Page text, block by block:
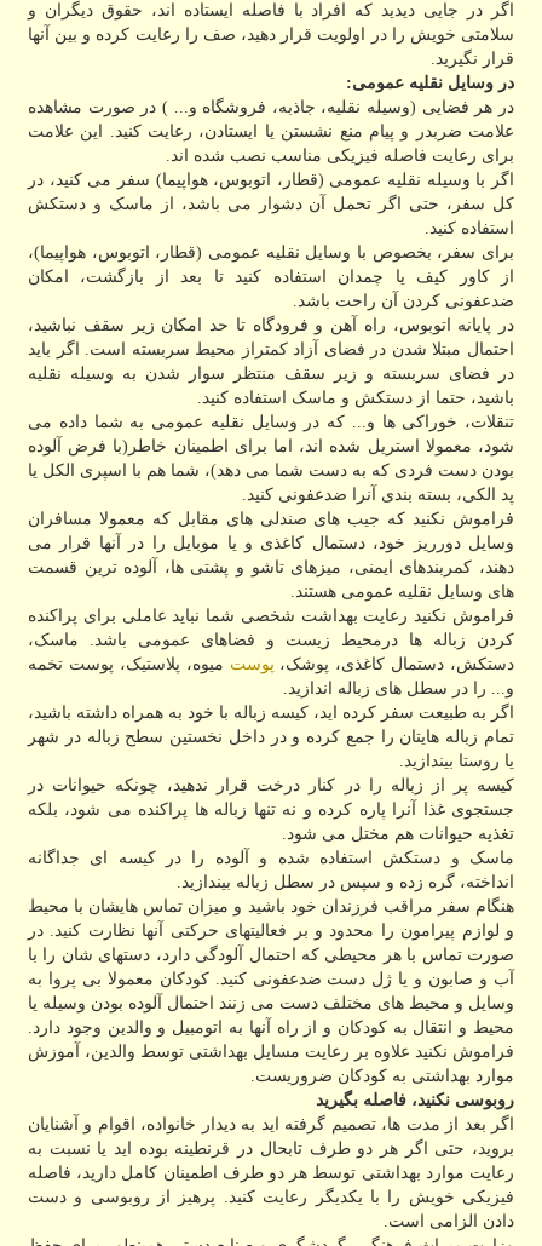
اگر در جایی دیدید که افراد با فاصله ایستاده اند، حقوق دیگران و
سلامتی خویش را در اولویت قرار دهید، صف را رعایت کرده و بین آنها
قرار نگیرید.
در وسایل نقلیه عمومی:
در هر فضایی (وسیله نقلیه، جاذبه، فروشگاه و... ) در صورت مشاهده
علامت ضربدر و پیام منع نشستن یا ایستادن، رعایت کنید. این علامت
برای رعایت فاصله فیزیکی مناسب نصب شده اند.
اگر با وسیله نقلیه عمومی (قطار، اتوبوس، هواپیما) سفر می کنید، در
کل سفر، حتی اگر تحمل آن دشوار می باشد، از ماسک و دستکش
استفاده کنید.
برای سفر، بخصوص با وسایل نقلیه عمومی (قطار، اتوبوس، هواپیما)،
از کاور کیف یا چمدان استفاده کنید تا بعد از بازگشت، امکان
ضدعفونی کردن آن راحت باشد.
در پایانه اتوبوس، راه آهن و فرودگاه تا حد امکان زیر سقف نباشید،
احتمال مبتلا شدن در فضای آزاد کمتراز محیط سربسته است. اگر باید
در فضای سربسته و زیر سقف منتظر سوار شدن به وسیله نقلیه
باشید، حتما از دستکش و ماسک استفاده کنید.
تنقلات، خوراکی ها و... که در وسایل نقلیه عمومی به شما داده می
شود، معمولا استریل شده اند، اما برای اطمینان خاطر(با فرض آلوده
بودن دست فردی که به دست شما می دهد)، شما هم با اسپری الکل یا
پد الکی، بسته بندی آنرا ضدعفونی کنید.
فراموش نکنید که جیب های صندلی های مقابل که معمولا مسافران
وسایل دورریز خود، دستمال کاغذی و یا موبایل را در آنها قرار می
دهند، کمربندهای ایمنی، میزهای تاشو و پشتی ها، آلوده ترین قسمت
های وسایل نقلیه عمومی هستند.
فراموش نکنید رعایت بهداشت شخصی شما نباید عاملی برای پراکنده
کردن زباله ها درمحیط زیست و فضاهای عمومی باشد. ماسک،
دستکش، دستمال کاغذی، پوشک، پوست میوه، پلاستیک، پوست تخمه
و... را در سطل های زباله اندازید.
اگر به طبیعت سفر کرده اید، کیسه زباله با خود به همراه داشته باشید،
تمام زباله هایتان را جمع کرده و در داخل نخستین سطح زباله در شهر
یا روستا بیندازید.
کیسه پر از زباله را در کنار درخت قرار ندهید، چونکه حیوانات در
جستجوی غذا آنرا پاره کرده و نه تنها زباله ها پراکنده می شود، بلکه
تغذیه حیوانات هم مختل می شود.
ماسک و دستکش استفاده شده و آلوده را در کیسه ای جداگانه
انداخته، گره زده و سپس در سطل زباله بیندازید.
هنگام سفر مراقب فرزندان خود باشید و میزان تماس هایشان با محیط
و لوازم پیرامون را محدود و بر فعالیتهای حرکتی آنها نظارت کنید. در
صورت تماس با هر محیطی که احتمال آلودگی دارد، دستهای شان را با
آب و صابون و یا ژل دست ضدعفونی کنید. کودکان معمولا بی پروا به
وسایل و محیط های مختلف دست می زنند احتمال آلوده بودن وسیله یا
محیط و انتقال به کودکان و از راه آنها به اتومبیل و والدین وجود دارد.
فراموش نکنید علاوه بر رعایت مسایل بهداشتی توسط والدین، آموزش
موارد بهداشتی به کودکان ضروریست.
روبوسی نکنید، فاصله بگیرید
اگر بعد از مدت ها، تصمیم گرفته اید به دیدار خانواده، اقوام و آشنایان
بروید، حتی اگر هر دو طرف تابحال در قرنطینه بوده اید یا نسبت به
رعایت موارد بهداشتی توسط هر دو طرف اطمینان کامل دارید، فاصله
فیزیکی خویش را با یکدیگر رعایت کنید. پرهیز از روبوسی و دست
دادن الزامی است.